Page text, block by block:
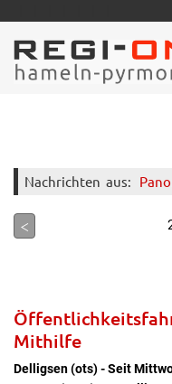
Nachrichten aus:
<
Mithilfe
Delligsen (ots) - Seit